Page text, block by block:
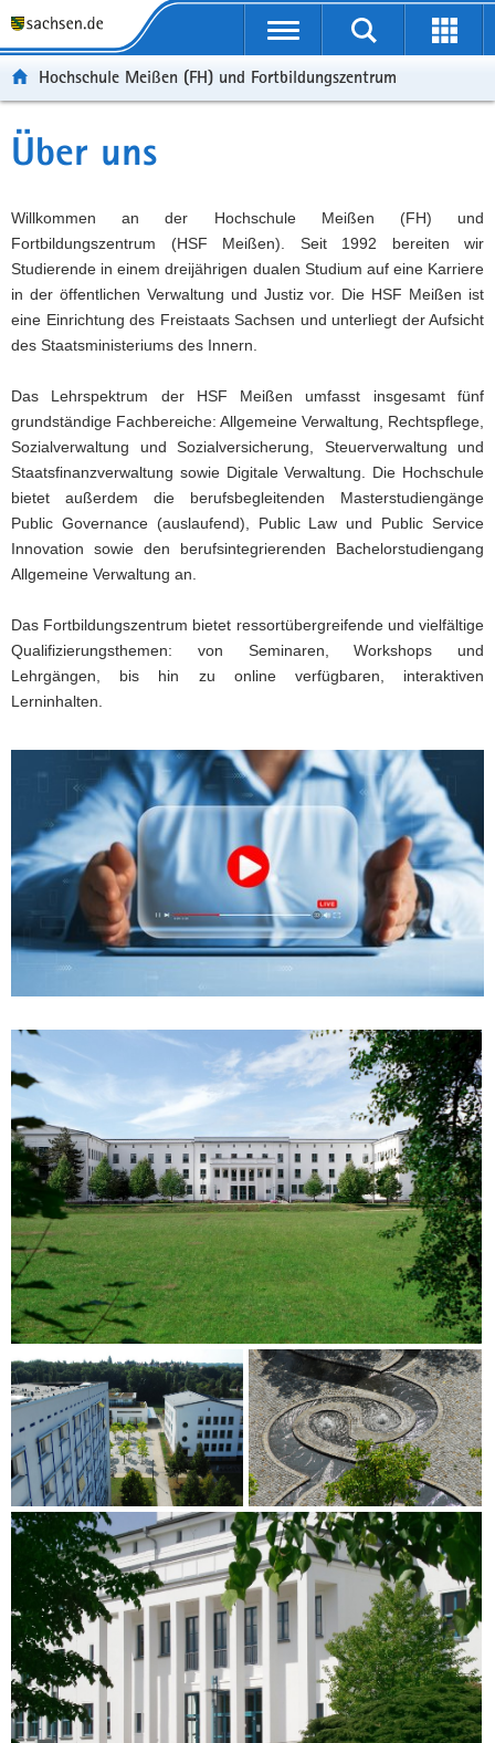
Portalübergreifende
Hochschule Meißen (FH) und Fortbildungszentrum
Über uns
Willkommen an der Hochschule Meißen (FH) und
Fortbildungszentrum (HSF Meißen). Seit 1992 bereiten wir
Studierende in einem dreijährigen dualen Studium auf eine Karriere
in der öffentlichen Verwaltung und Justiz vor. Die HSF Meißen ist
eine Einrichtung des Freistaats Sachsen und unterliegt der Aufsicht
des Staatsministeriums des Innern.
Das Lehrspektrum der HSF Meißen umfasst insgesamt fünf
grundständige Fachbereiche: Allgemeine Verwaltung, Rechtspflege,
Sozialverwaltung und Sozialversicherung, Steuerverwaltung und
Staatsfinanzverwaltung sowie Digitale Verwaltung. Die Hochschule
bietet außerdem die berufsbegleitenden Masterstudiengänge
Public Governance (auslaufend), Public Law und Public Service
Innovation sowie den berufsintegrierenden Bachelorstudiengang
Allgemeine Verwaltung an.
Das Fortbildungszentrum bietet ressortübergreifende und vielfältige
Qualifizierungsthemen: von Seminaren, Workshops und
Lehrgängen, bis hin zu online verfügbaren, interaktiven
Lerninhalten.